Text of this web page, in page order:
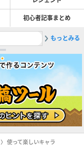
初心者記事まとめ
2死霊妖
もっとみる
使って楽しいキャラ